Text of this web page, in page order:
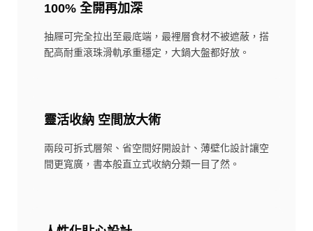
100% 全開再加深
抽屜可完全拉出至最底端，最裡層食材不被遮蔽，搭
配高耐重滾珠滑軌承重穩定，大鍋大盤都好放。
靈活收納 空間放大術
兩段可拆式層架、省空間好開設計、薄壁化設計讓空
間更寬廣，書本般直立式收納分類一目了然。